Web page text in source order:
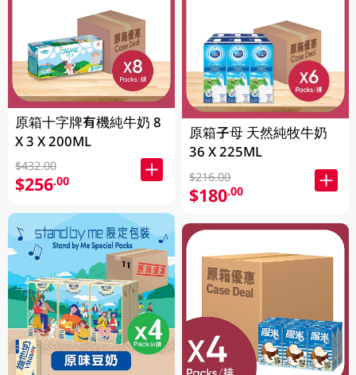
原箱十字牌有機純牛奶 8
X 3 X 200ML
$432.00
$256.00
原箱子母 天然純牧牛奶
36 X 225ML
$216.00
$180.00